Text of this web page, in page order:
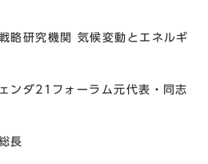
研究機関 気候変動とエネルギ
ダ21フォーラム元代表・同志
長